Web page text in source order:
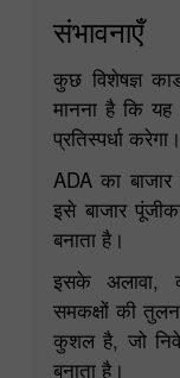
संभावनाएँ
कुछ विशेषज्ञ
मानना है कि
प्रतिस्पर्धा करेगा।
ADA का
इसे बाजार
बनाता है।
इसके अलावा,
समकक्षों की
कुशल है, जो
बनाता है।